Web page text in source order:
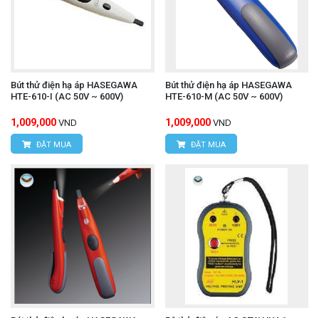
Bút thử điện hạ áp HASEGAWA
HTE-610-I (AC 50V ~ 600V)
1,009,000 VND
ĐẶT MUA
Bút thử điện hạ áp HASEGAWA
HTE-610-M (AC 50V ~ 600V)
1,009,000 VND
ĐẶT MUA